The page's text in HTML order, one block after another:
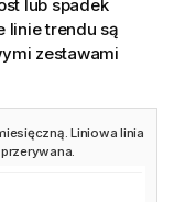
lub spadek
linie trendu są
zestawami
Liniowa linia